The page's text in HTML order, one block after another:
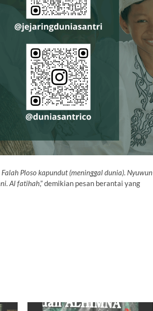
Ploso kapundut (meninggal dunia). Nyuwun
Al fatihah,” demikian pesan berantai yang